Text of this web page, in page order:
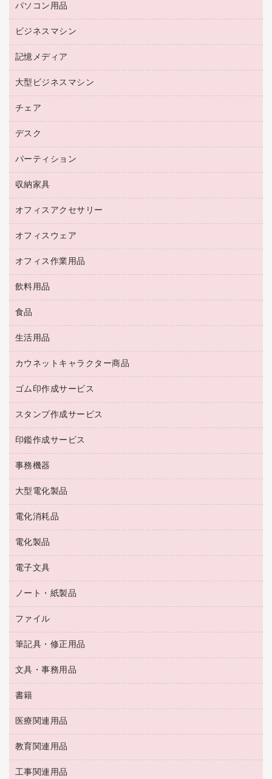
リサイクルトナー（プール方式）
リサイクルインクカートリッジ
プリンタ用リボン
トナーカートリッジ
コピートナー
インクカートリッジ
名刺用紙
帳票用紙／フォーム用紙
ワープロ用紙
ラベル用紙
プロッター用紙
ハガキ用紙
その他コピー用紙・プリンタ用紙
コピー用紙
パソコン用品
パソコン周辺機器
各種ケーブル
マウスパッド
マウス
パソコンバッグ／収納用品
ネットワーク／ＬＡＮ機器
ネットワーク／ＬＡＮアクセサリー
セキュリティ用品
ＵＳＢハブ／ＵＳＢアクセサリー
ＯＡフィルター
ＯＡクリーナー／エアダスター
ＨＤＤ／ＳＳＤ
ディスプレイモニター
ビジネスマシン
電話機
レーザープリンタ／複合機
メモリーカード
プロジェクタ
ファクシミリ
デジタルカメラ
スキャナー
コピー機
記憶メディア
ブルーレイディスク
ＣＤ－ＲＷ
ＣＤ－Ｒ
メディア収納用品
大型ビジネスマシン
プリンタ
チェア
応接イス・ベンチ
オフィスチェア
デスク
ミーティングテーブル
デスク
カウンター
パーティション
ホワイトボード・黒板
収納家具
保管庫・書庫
ロッカー・下駄箱
その他収納
オフィスアクセサリー
オフィスアクセサリー
オフィスウェア
医療・介護・ワーキングウェア
ブラウス・シャツ
アウター
オフィス作業用品
養生用品
防災用品
防災用備蓄食品・飲料
台車・脚立
倉庫収納用品
作業用雑貨
梱包用品
梱包用テープ
園芸用品
ペット用品
飲料用品
緑茶飲料
茶葉・インスタント
紅茶・バラエティ飲料
レギュラーコーヒー
ミルク・シュガー
ソフトドリンク
コーヒーメーカー・備品
インスタントコーヒー
食品
食品
菓子
生活用品
浴室用品
台所用洗剤
掃除用品
掃除用洗剤
洗濯用品
消臭・芳香剤
殺虫剤
飲食用消耗品
ハンドソープ・石鹸
トイレ用品
トイレ用洗剤
ティッシュペーパー
ダストボックス
タオル・アメニティ用品
スリッパ・サンダル・シューズ
スポーツ・レジャー用品
ゴミ袋
カウネットキャラクター商品
カウネットキャラクター商品
ゴム印作成サービス
ゴム印作成サービス
ゴム印（一行印）作成サービス
ゴム印（フリーサイズ印）作成サービス
スタンプ作成サービス
シヤチハタスタンプ作成サービス
カウネットスタンプ作成サービス
印鑑作成サービス
印鑑作成サービス
事務機器
大型シュレッダー（共配）
レーザーポインター
ラミネートフィルム
ラミネータ
タイムレコーダー
シュレッダ
ＯＨＰ用品
大型電化製品
冷蔵庫・キッチン・調理家電
テレビ・ＡＶ機器
電化消耗品
電球・蛍光灯
乾電池・充電池
フィルム・カメラ用品
デスクライト
アルバム
電化製品
掃除機・クリーナー
空調・季節家電
その他電化製品
キッチン・調理家電
ＯＡタップ／延長コード
電子文具
電卓
ラベルテープ
その他電子文具
ノート・紙製品
封筒
粘着メモ
伝票
典礼用品
帳簿
額縁
各種用紙
ルーズリーフ
ファイル
名刺整理用品
板目表紙・綴込表紙
背幅が伸びるファイル
統一伝票用ファイル
収納保存用品
レターファイル
リングファイル
筆記具・修正用品
万年筆
筆ペン
消しゴム
修正液・修正ペン
修正テープ
文具・事務用品
輪ゴム
両面テープ
名札
保管・整理用品
壁面／足元収納
書籍
パソコンソフト
医療関連用品
保健用品
使い捨て手袋
教育関連用品
教育関連用品
工事関連用品